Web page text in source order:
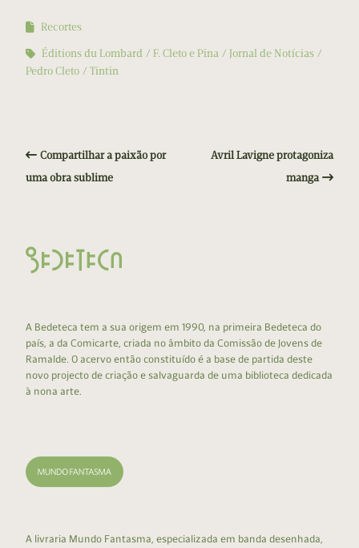
Recortes
Éditions du Lombard
F. Cleto e Pina
Jornal de Notícias
Pedro Cleto
Tintin
Compartilhar a paixão por
uma obra sublime
Avril Lavigne protagoniza
manga
A Bedeteca tem a sua origem em 1990, na primeira Bedeteca do
país, a da Comicarte, criada no âmbito da Comissão de Jovens de
Ramalde. O acervo então constituído é a base de partida deste
novo projecto de criação e salvaguarda de uma biblioteca dedicada
à nona arte.
A livraria Mundo Fantasma, especializada em banda desenhada,